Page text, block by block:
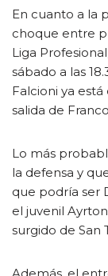
En cuanto a la
choque entre
Liga
sábado a las
Falcioni ya
salida de
Lo más
la defensa y
que podría ser
el juvenil
surgido de San